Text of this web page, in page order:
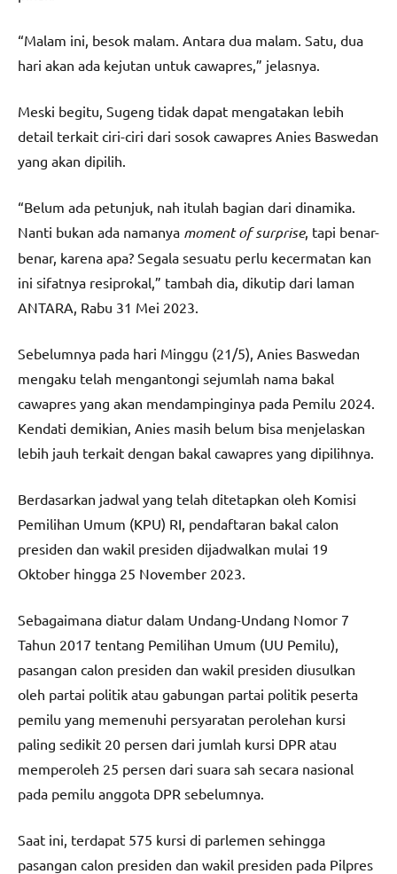
“Malam ini, besok malam. Antara dua malam. Satu, dua
hari akan ada kejutan untuk cawapres,” jelasnya.
Meski begitu, Sugeng tidak dapat mengatakan lebih
detail terkait ciri-ciri dari sosok cawapres Anies Baswedan
yang akan dipilih.
“Belum ada petunjuk, nah itulah bagian dari dinamika.
Nanti bukan ada namanya moment of surprise, tapi benar-
benar, karena apa? Segala sesuatu perlu kecermatan kan
ini sifatnya resiprokal,” tambah dia, dikutip dari laman
ANTARA, Rabu 31 Mei 2023.
Sebelumnya pada hari Minggu (21/5), Anies Baswedan
mengaku telah mengantongi sejumlah nama bakal
cawapres yang akan mendampinginya pada Pemilu 2024.
Kendati demikian, Anies masih belum bisa menjelaskan
lebih jauh terkait dengan bakal cawapres yang dipilihnya.
Berdasarkan jadwal yang telah ditetapkan oleh Komisi
Pemilihan Umum (KPU) RI, pendaftaran bakal calon
presiden dan wakil presiden dijadwalkan mulai 19
Oktober hingga 25 November 2023.
Sebagaimana diatur dalam Undang-Undang Nomor 7
Tahun 2017 tentang Pemilihan Umum (UU Pemilu),
pasangan calon presiden dan wakil presiden diusulkan
oleh partai politik atau gabungan partai politik peserta
pemilu yang memenuhi persyaratan perolehan kursi
paling sedikit 20 persen dari jumlah kursi DPR atau
memperoleh 25 persen dari suara sah secara nasional
pada pemilu anggota DPR sebelumnya.
Saat ini, terdapat 575 kursi di parlemen sehingga
pasangan calon presiden dan wakil presiden pada Pilpres